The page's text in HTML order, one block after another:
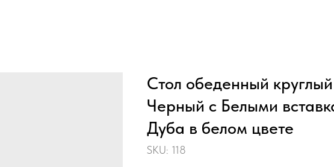
Стол обеденный
Черный с Белыми
Дуба в белом цвете
SKU: 118